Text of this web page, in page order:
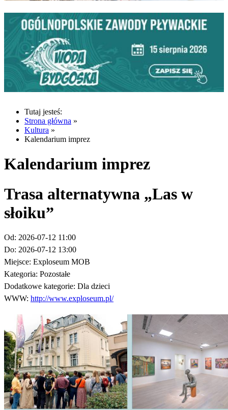
Tutaj jesteś:
Strona główna »
Kultura »
Kalendarium imprez
Kalendarium imprez
Trasa alternatywna „Las w
słoiku”
Od: 2026-07-12 11:00
Do: 2026-07-12 13:00
Miejsce: Exploseum MOB
Kategoria: Pozostałe
Dodatkowe kategorie: Dla dzieci
WWW: http://www.exploseum.pl/